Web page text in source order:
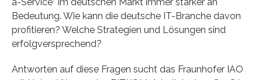
Bedeutung. Wie kann die deutsche IT-Branche davon
profitieren? Welche Strategien und Lösungen sind
erfolgversprechend?
Antworten auf diese Fragen sucht das Fraunhofer IAO